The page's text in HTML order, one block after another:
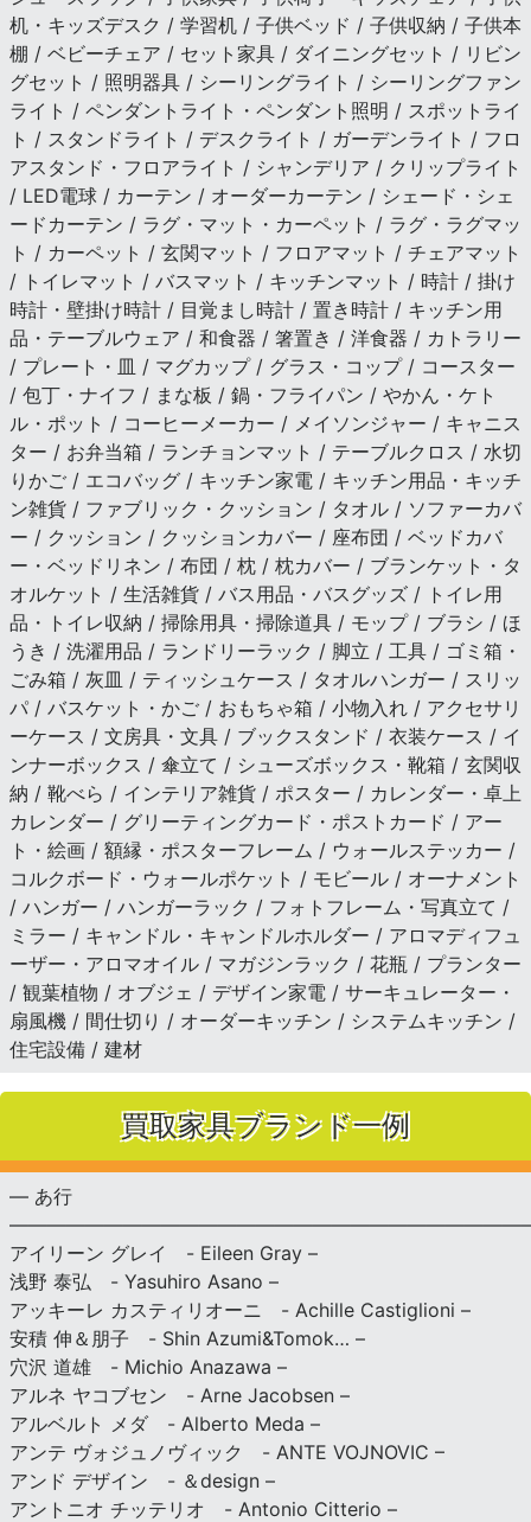
机・キッズデスク / 学習机 / 子供ベッド / 子供収納 / 子供本
棚 / ベビーチェア / セット家具 / ダイニングセット / リビン
グセット / 照明器具 / シーリングライト / シーリングファン
ライト / ペンダントライト・ペンダント照明 / スポットライ
ト / スタンドライト / デスクライト / ガーデンライト / フロ
アスタンド・フロアライト / シャンデリア / クリップライト
/ LED電球 / カーテン / オーダーカーテン / シェード・シェ
ードカーテン / ラグ・マット・カーペット / ラグ・ラグマッ
ト / カーペット / 玄関マット / フロアマット / チェアマット
/ トイレマット / バスマット / キッチンマット / 時計 / 掛け
時計・壁掛け時計 / 目覚まし時計 / 置き時計 / キッチン用
品・テーブルウェア / 和食器 / 箸置き / 洋食器 / カトラリー
/ プレート・皿 / マグカップ / グラス・コップ / コースター
/ 包丁・ナイフ / まな板 / 鍋・フライパン / やかん・ケト
ル・ポット / コーヒーメーカー / メイソンジャー / キャニス
ター / お弁当箱 / ランチョンマット / テーブルクロス / 水切
りかご / エコバッグ / キッチン家電 / キッチン用品・キッチ
ン雑貨 / ファブリック・クッション / タオル / ソファーカバ
ー / クッション / クッションカバー / 座布団 / ベッドカバ
ー・ベッドリネン / 布団 / 枕 / 枕カバー / ブランケット・タ
オルケット / 生活雑貨 / バス用品・バスグッズ / トイレ用
品・トイレ収納 / 掃除用具・掃除道具 / モップ / ブラシ / ほ
うき / 洗濯用品 / ランドリーラック / 脚立 / 工具 / ゴミ箱・
ごみ箱 / 灰皿 / ティッシュケース / タオルハンガー / スリッ
パ / バスケット・かご / おもちゃ箱 / 小物入れ / アクセサリ
ーケース / 文房具・文具 / ブックスタンド / 衣装ケース / イ
ンナーボックス / 傘立て / シューズボックス・靴箱 / 玄関収
納 / 靴べら / インテリア雑貨 / ポスター / カレンダー・卓上
カレンダー / グリーティングカード・ポストカード / アー
ト・絵画 / 額縁・ポスターフレーム / ウォールステッカー /
コルクボード・ウォールポケット / モビール / オーナメント
/ ハンガー / ハンガーラック / フォトフレーム・写真立て /
ミラー / キャンドル・キャンドルホルダー / アロマディフュ
ーザー・アロマオイル / マガジンラック / 花瓶 / プランター
/ 観葉植物 / オブジェ / デザイン家電 / サーキュレーター・
扇風機 / 間仕切り / オーダーキッチン / システムキッチン /
住宅設備 / 建材
買取家具ブランド一例
— あ行
アイリーン グレイ - Eileen Gray –
浅野 泰弘 - Yasuhiro Asano –
アッキーレ カスティリオーニ - Achille Castiglioni –
安積 伸＆朋子 - Shin Azumi&Tomok… –
穴沢 道雄 - Michio Anazawa –
アルネ ヤコブセン - Arne Jacobsen –
アルベルト メダ - Alberto Meda –
アンテ ヴォジュノヴィック - ANTE VOJNOVIC –
アンド デザイン - ＆design –
アントニオ チッテリオ - Antonio Citterio –